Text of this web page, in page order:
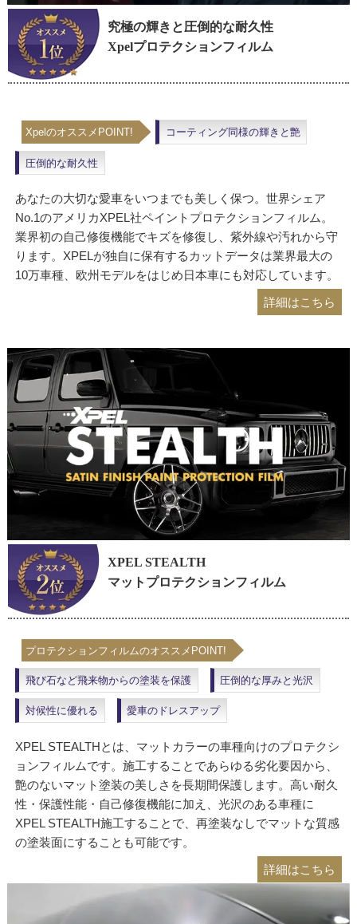
究極の輝きと圧倒的な耐久性
Xpelプロテクションフィルム
XpelのオススメPOINT! コーティング同様の輝きと艶
圧倒的な耐久性
あなたの大切な愛車をいつまでも美しく保つ。世界シェア
No.1のアメリカXPEL社ペイントプロテクションフィルム。
業界初の自己修復機能でキズを修復し、紫外線や汚れから守
ります。XPELが独自に保有するカットデータは業界最大の
10万車種、欧州モデルをはじめ日本車にも対応しています。
詳細はこちら
XPEL STEALTH
マットプロテクションフィルム
プロテクションフィルムのオススメPOINT!
飛び石など飛来物からの塗装を保護 圧倒的な厚みと光沢
対候性に優れる 愛車のドレスアップ
XPEL STEALTHとは、マットカラーの車種向けのプロテクシ
ョンフィルムです。施工することであらゆる劣化要因から、
艶のないマット塗装の美しさを長期間保護します。高い耐久
性・保護性能・自己修復機能に加え、光沢のある車種に
XPEL STEALTH施工することで、再塗装なしでマットな質感
の塗装面にすることも可能です。
詳細はこちら